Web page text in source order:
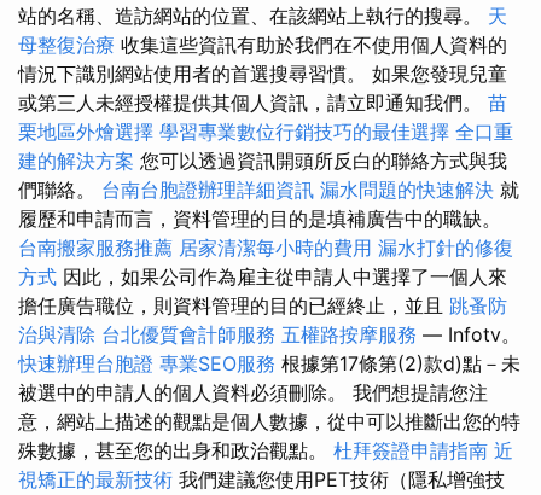
站的名稱、造訪網站的位置、在該網站上執行的搜尋。 天
母整復治療 收集這些資訊有助於我們在不使用個人資料的
情況下識別網站使用者的首選搜尋習慣。 如果您發現兒童
或第三人未經授權提供其個人資訊，請立即通知我們。 苗
栗地區外燴選擇 學習專業數位行銷技巧的最佳選擇 全口重
建的解決方案 您可以透過資訊開頭所反白的聯絡方式與我
們聯絡。 台南台胞證辦理詳細資訊 漏水問題的快速解決 就
履歷和申請而言，資料管理的目的是填補廣告中的職缺。
台南搬家服務推薦 居家清潔每小時的費用 漏水打針的修復
方式 因此，如果公司作為雇主從申請人中選擇了一個人來
擔任廣告職位，則資料管理的目的已經終止，並且 跳蚤防
治與清除 台北優質會計師服務 五權路按摩服務 — Infotv。
快速辦理台胞證 專業SEO服務 根據第17條第(2)款d)點－未
被選中的申請人的個人資料必須刪除。 我們想提請您注
意，網站上描述的觀點是個人數據，從中可以推斷出您的特
殊數據，甚至您的出身和政治觀點。 杜拜簽證申請指南 近
視矯正的最新技術 我們建議您使用PET技術（隱私增強技